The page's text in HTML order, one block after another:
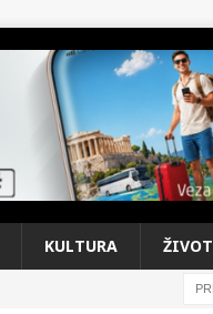
KULTURA ŽIVOT